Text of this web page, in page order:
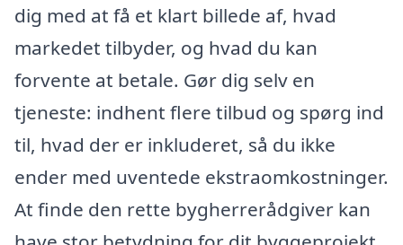
dig med at få et klart billede af, hvad
markedet tilbyder, og hvad du kan
forvente at betale. Gør dig selv en
tjeneste: indhent flere tilbud og spørg ind
til, hvad der er inkluderet, så du ikke
ender med uventede ekstraomkostninger.
At finde den rette bygherrerådgiver kan